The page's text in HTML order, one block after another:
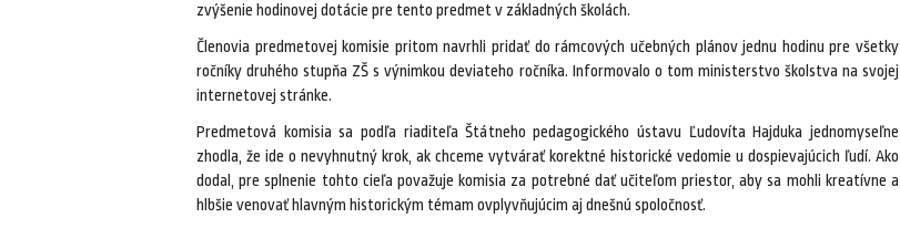
zvýšenie hodinovej dotácie pre tento predmet v základných školách.
Členovia predmetovej komisie pritom navrhli pridať do rámcových učebných plánov jednu hodinu pre všetky
ročníky druhého stupňa ZŠ s výnimkou deviateho ročníka. Informovalo o tom ministerstvo školstva na svojej
internetovej stránke.
Predmetová komisia sa podľa riaditeľa Štátneho pedagogického ústavu Ľudovíta Hajduka jednomyseľne
zhodla, že ide o nevyhnutný krok, ak chceme vytvárať korektné historické vedomie u dospievajúcich ľudí. Ako
dodal, pre splnenie tohto cieľa považuje komisia za potrebné dať učiteľom priestor, aby sa mohli kreatívne a
hlbšie venovať hlavným historickým témam ovplyvňujúcim aj dnešnú spoločnosť.